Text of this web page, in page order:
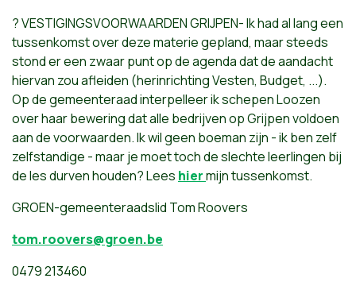
? VESTIGINGSVOORWAARDEN GRIJPEN- Ik had al lang een
tussenkomst over deze materie gepland, maar steeds
stond er een zwaar punt op de agenda dat de aandacht
hiervan zou afleiden (herinrichting Vesten, Budget, ...).
Op de gemeenteraad interpelleer ik schepen Loozen
over haar bewering dat alle bedrijven op Grijpen voldoen
aan de voorwaarden. Ik wil geen boeman zijn - ik ben zelf
zelfstandige - maar je moet toch de slechte leerlingen bij
de les durven houden? Lees hiermijn tussenkomst.
GROEN-gemeenteraadslid Tom Roovers
tom.roovers@groen.be
0479 213460